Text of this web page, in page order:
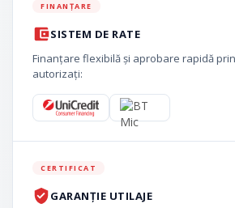
FINANȚARE
SISTEM DE RATE
Finanțare flexibilă și aprobare rapidă
autorizați:
CERTIFICAT
GARANȚIE UTILAJE